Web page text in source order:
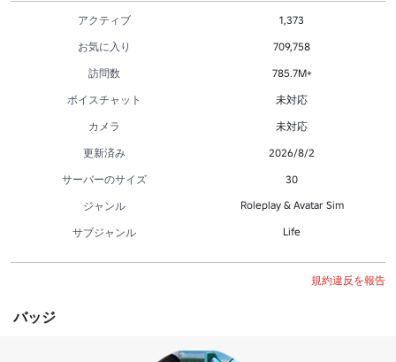
アクティブ
1,373
お気に入り
709,758
訪問数
785.7M+
ボイスチャット
未対応
カメラ
未対応
更新済み
2026/8/2
サーバーのサイズ
30
ジャンル
Roleplay & Avatar Sim
サブジャンル Life
規約違反を報告
バッジ